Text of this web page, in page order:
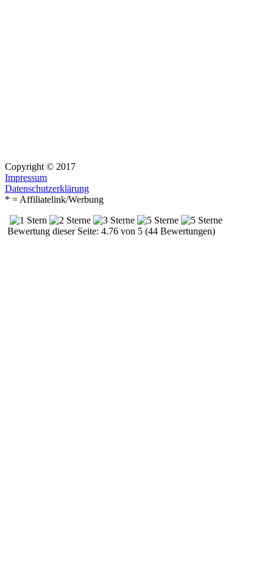
Copyright © 2017
Impressum
Datenschutzerklärung
* = Affiliatelink/Werbung
Bewertung dieser Seite: 4.76 von 5 (44 Bewertungen)